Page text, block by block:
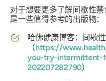
对于想要更多了解间歇性
是一些值得参考的出版物：
哈佛健康博客：间歇
（https://
you-try-intermittent-
202207282790）